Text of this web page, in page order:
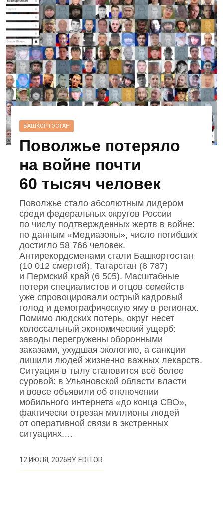
БАШКОРТОСТАН
Поволжье потеряло
на войне почти
60 тысяч человек
Поволжье стало абсолютным лидером
среди федеральных округов России
по числу подтвержденных жертв в войне:
по данным «Медиазоны», число погибших
достигло 58 766 человек.
Антирекордсменами стали Башкортостан
(10 012 смертей), Татарстан (8 787)
и Пермский край (6 505). Масштабные
потери специалистов и отцов семейств
уже спровоцировали острый кадровый
голод и демографическую яму в регионах.
Помимо людских потерь, округ несет
колоссальный экономический ущерб:
заводы перегружены оборонными
заказами, ухудшая экологию, а санкции
лишили людей жизненно важных лекарств.
Ситуация в тылу становится всё более
суровой: в Ульяновской области власти
и вовсе объявили об отключении
мобильного интернета «до конца СВО»,
фактически отрезая миллионы людей
от оперативной связи в экстренных
ситуациях.…
12 ИЮЛЯ, 2026BYEDITOR